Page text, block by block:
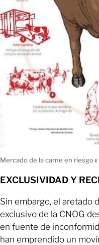
Mercado de la carne en riesgoı
EXCLUSIVIDAD Y
Sin embargo, el aretado
exclusivo de la CNOG
en fuente de
han emprendido un